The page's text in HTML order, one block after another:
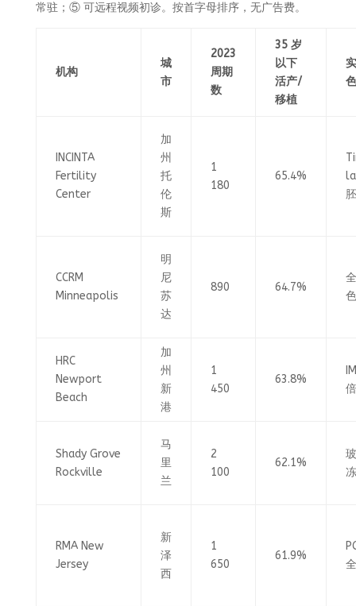
常驻；⑤ 可远程视频初诊。按首字母排序，无广告费。
机构
城
市
2023
周期
数
35 岁
以下
活产/
移植
色
INCINTA
Fertility
Center
加
州
托
伦
斯
1
180
65.4%
CCRM
Minneapolis
明
尼
苏
达
890 64.7%
HRC
Newport
Beach
加
州
新
港
1
450
63.8%
Shady Grove
Rockville
马
里
兰
2
100
62.1%
RMA New
Jersey
新
泽
西
1
650
61.9%